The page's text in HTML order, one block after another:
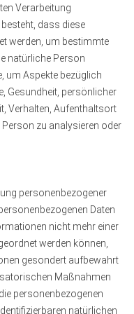
Verarbeitung
dass diese
werden, um bestimmte
natürliche Person
um Aspekte bezüglich
Gesundheit, persönlicher
Verhalten, Aufenthaltsort
zu analysieren oder
personenbezogener
Daten
nicht mehr einer
werden können,
gesondert aufbewahrt
Maßnahmen
personenbezogenen
natürlichen